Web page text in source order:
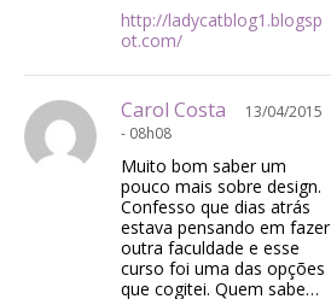
http://ladycatblog1.blogsp
ot.com/
Carol Costa
13/04/2015
- 08h08
Muito bom saber um
pouco mais sobre design.
Confesso que dias atrás
estava pensando em fazer
outra faculdade e esse
curso foi uma das opções
que cogitei. Quem sabe…